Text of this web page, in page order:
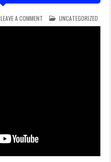
LEAVE A COMMENTON WRESTLING / RINGEN LM
POSTED IN
UNCATEGORIZED